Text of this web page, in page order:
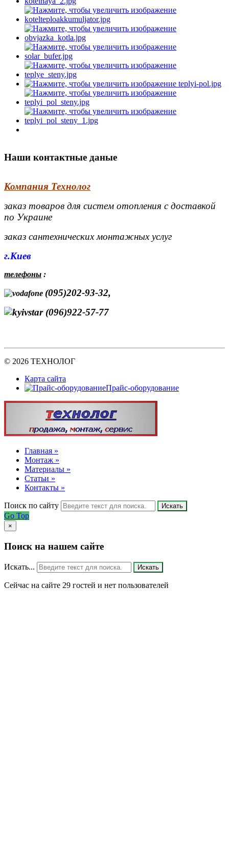
Наши контактные даные
Компания Технолог
заказ товаров для систем отопления с доставкой
по Украине
заказ сантехнических монтажных услуг
г.Киев
телефоны :
(095)202-93-32,
(096)922-57-77
© 2026 ТЕХНОЛОГ
Карта сайта
Прайс-оборудование
Главная »
Монтаж »
Материалы »
Статьи »
Контакты »
Поиск по сайту Искать
Go Top
×
Поиск на нашем сайте
Искать... Искать
Сейчас на сайте 29 гостей и нет пользователей